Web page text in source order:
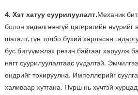
4. Хэт хатуу суурилуулалт.Механик
болон хөдөлгөөнгүй цагирагийн нүүрийг
шаталт, гүн толбо бүхий харласан
бус битүүмжлэх резин байгааг харуулж
нягт суурилуулалтаас үүдэлтэй.
өндрийг тохируулна. Импеллерийг
халиваар хутгана. Пүрш нь хүчтэй